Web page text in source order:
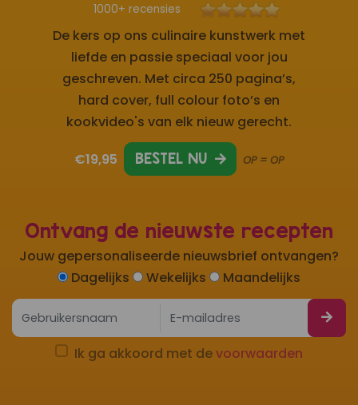
Ontvang de nieuwste recepten
Jouw gepersonaliseerde nieuwsbrief ontvangen?
Dagelijks
Wekelijks Maandelijks
Ik ga akkoord met devoorwaarden
1000+ recensies
De kers op ons culinaire kunstwerk met
liefde en passie speciaal voor jou
geschreven. Met circa 250 pagina’s,
hard cover, full colour foto’s en
kookvideo's van elk nieuw gerecht.
€19,95 BESTEL NU OP = OP